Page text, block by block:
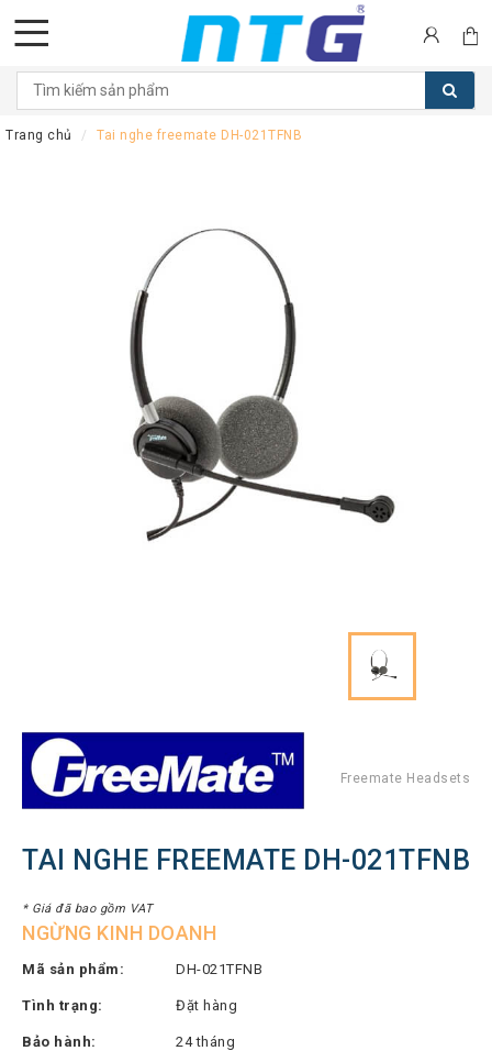
DANH
MỤC
SẢN
AV
Pro
Mạng
THƯƠNG
HIỆU
Lenovo
CTL
Trang chủ Tai nghe freemate DH-021TFNB
Freemate Headsets
TAI NGHE FREEMATE DH-021TFNB
* Giá đã bao gồm VAT
NGỪNG KINH DOANH
Mã sản phẩm: DH-021TFNB
Tình trạng: Đặt hàng
Bảo hành: 24 tháng